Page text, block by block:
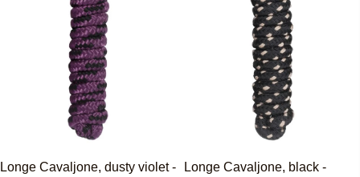
Longe Cavaljone, dusty violet -
Longe Cavaljone, black -